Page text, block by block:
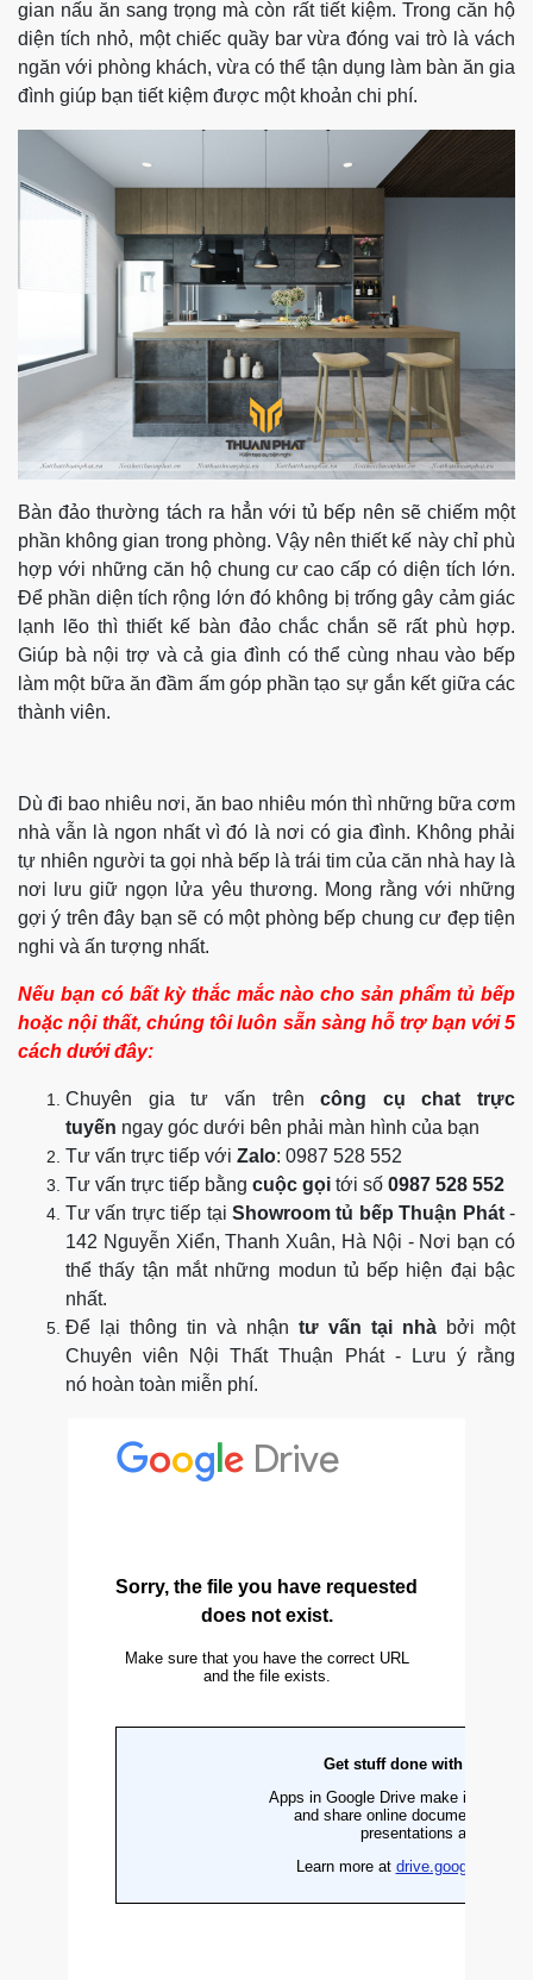
gian nấu ăn sang trọng mà còn rất tiết kiệm. Trong căn hộ
diện tích nhỏ, một chiếc quầy bar vừa đóng vai trò là vách
ngăn với phòng khách, vừa có thể tận dụng làm bàn ăn gia
đình giúp bạn tiết kiệm được một khoản chi phí.
Bàn đảo thường tách ra hẳn với tủ bếp nên sẽ chiếm một
phần không gian trong phòng. Vậy nên thiết kế này chỉ phù
hợp với những căn hộ chung cư cao cấp có diện tích lớn.
Để phần diện tích rộng lớn đó không bị trống gây cảm giác
lạnh lẽo thì thiết kế bàn đảo chắc chắn sẽ rất phù hợp.
Giúp bà nội trợ và cả gia đình có thể cùng nhau vào bếp
làm một bữa ăn đầm ấm góp phần tạo sự gắn kết giữa các
thành viên.
Dù đi bao nhiêu nơi, ăn bao nhiêu món thì những bữa cơm
nhà vẫn là ngon nhất vì đó là nơi có gia đình. Không phải
tự nhiên người ta gọi nhà bếp là trái tim của căn nhà hay là
nơi lưu giữ ngọn lửa yêu thương. Mong rằng với những
gợi ý trên đây bạn sẽ có một phòng bếp chung cư đẹp tiện
nghi và ấn tượng nhất.
Nếu bạn có bất kỳ thắc mắc nào cho sản phẩm tủ bếp
hoặc nội thất, chúng tôi luôn sẵn sàng hỗ trợ bạn với 5
cách dưới đây:
Chuyên gia tư vấn trêncông cụ chat trực
tuyến ngay góc dưới bên phải màn hình của bạn
Tư vấn trực tiếp với Zalo: 0987 528 552
Tư vấn trực tiếp bằng cuộc gọi tới số 0987 528 552
Tư vấn trực tiếp tại Showroom tủ bếp Thuận Phát-
142 Nguyễn Xiển, Thanh Xuân, Hà Nội - Nơi bạn có
thể thấy tận mắt những modun tủ bếp hiện đại bậc
nhất.
Để lại thông tin và nhận tư vấn tại nhà bởi một
Chuyên viên Nội Thất Thuận Phát - Lưu ý rằng
nó hoàn toàn miễn phí.